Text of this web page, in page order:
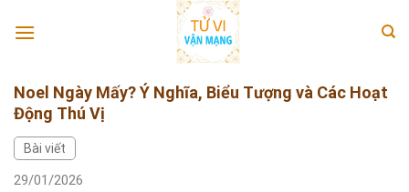
Noel Ngày Mấy? Ý Nghĩa, Biểu Tượng và Các Hoạt
Động Thú Vị
Bài viết
29/01/2026